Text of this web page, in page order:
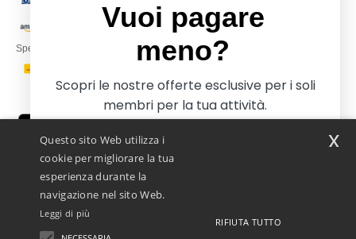
Spediamo con
Netenders Italy SRL — Registered office GALLERIA DEL CORSO 1 -
Questo sito Web utilizza i
cookie per migliorare la tua
esperienza durante la
navigazione nel sito Web.
Leggi di più
RIFIUTA TUTTO
x
Vuoi pagare
meno?
Scopri le nostre offerte esclusive per i soli
membri per la tua attività.